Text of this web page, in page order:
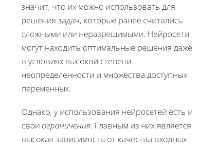
значит, что их можно использовать для
решения задач, которые ранее считались
сложными или неразрешимыми. Нейросети
могут находить оптимальные решения даже
в условиях высокой степени
неопределенности и множества доступных
переменных.
Однако, у использования нейросетей есть и
свои ограничения. Главным из них является
высокая зависимость от качества входных